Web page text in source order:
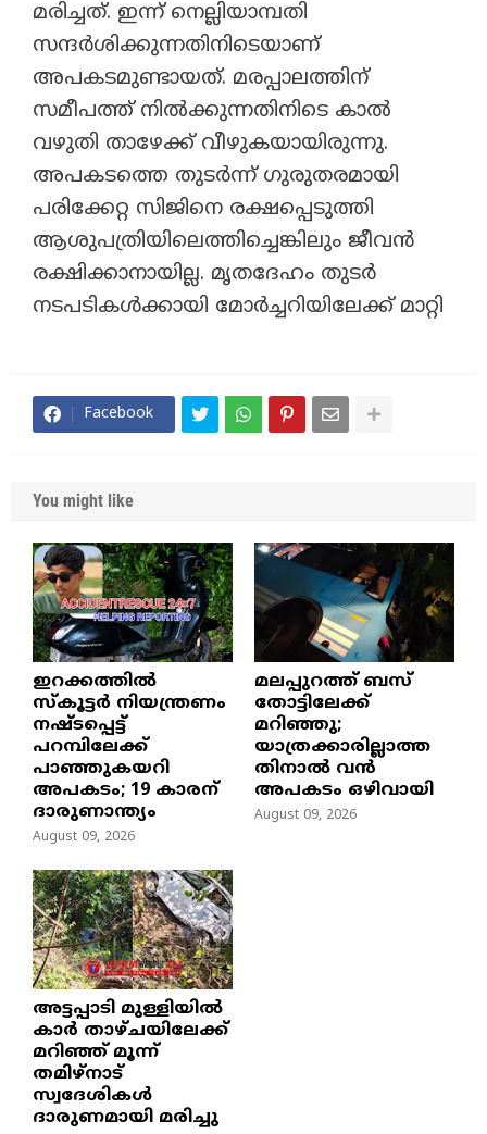
മരിച്ചത്. ഇന്ന് നെല്ലിയാമ്പതി
സന്ദര്‍ശിക്കുന്നതിനിടെയാണ്
അപകടമുണ്ടായത്. മരപ്പാലത്തിന്
സമീപത്ത് നില്‍ക്കുന്നതിനിടെ കാല്‍
വഴുതി താഴേക്ക് വീഴുകയായിരുന്നു.
അപകടത്തെ തുടര്‍ന്ന് ഗുരുതരമായി
പരിക്കേറ്റ സിജിനെ രക്ഷപ്പെടുത്തി
ആശുപത്രിയിലെത്തിച്ചെങ്കിലും ജീവന്‍
രക്ഷിക്കാനായില്ല. മൃതദേഹം തുടര്‍
നടപടികള്‍ക്കായി മോര്‍ച്ചറിയിലേക്ക് മാറ്റി
Facebook
You might like
ഇറക്കത്തിൽ
സ്കൂട്ടർ നിയന്ത്രണം
നഷ്ടപ്പെട്ട്
പറമ്പിലേക്ക്
പാഞ്ഞുകയറി
അപകടം; 19 കാരന്
ദാരുണാന്ത്യം
August 09, 2026
മലപ്പുറത്ത് ബസ്
തോട്ടിലേക്ക്
മറിഞ്ഞു;
യാത്രക്കാരില്ലാത്ത
തിനാൽ വൻ
അപകടം ഒഴിവായി
August 09, 2026
അട്ടപ്പാടി മുള്ളിയിൽ
കാർ താഴ്ചയിലേക്ക്
മറിഞ്ഞ് മൂന്ന്
തമിഴ്നാട്
സ്വദേശികൾ
ദാരുണമായി മരിച്ചു